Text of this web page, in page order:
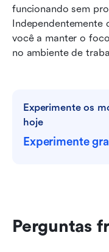
funcionando sem
Independentemente
você a manter o
no ambiente de
Experimente os
hoje
Experimente
Perguntas